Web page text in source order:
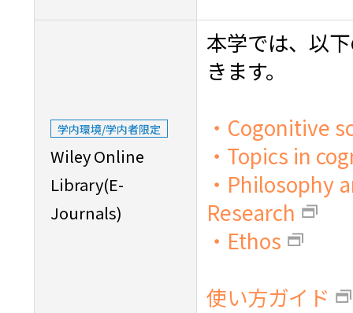
学内環境/学内者限定
Wiley Online
Library(E-
Journals)
本学では、以
きます。
・Cogonitive
・Topics in
・Philosophy
Research
・Ethos
使い方ガイド